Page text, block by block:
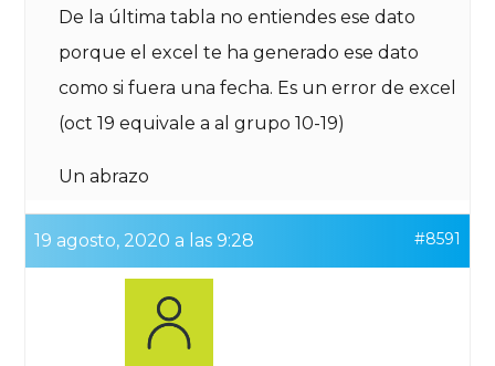
De la última tabla no entiendes ese dato
porque el excel te ha generado ese dato
como si fuera una fecha. Es un error de excel
(oct 19 equivale a al grupo 10-19)
Un abrazo
19 agosto, 2020 a las 9:28 #8591